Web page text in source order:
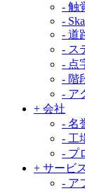
- 触
-
- 道
- ス
- 点
- 階
- ア
+ 会社
- 名
- 工
- プ
+ サービ
- ア